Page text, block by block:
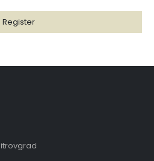
Register